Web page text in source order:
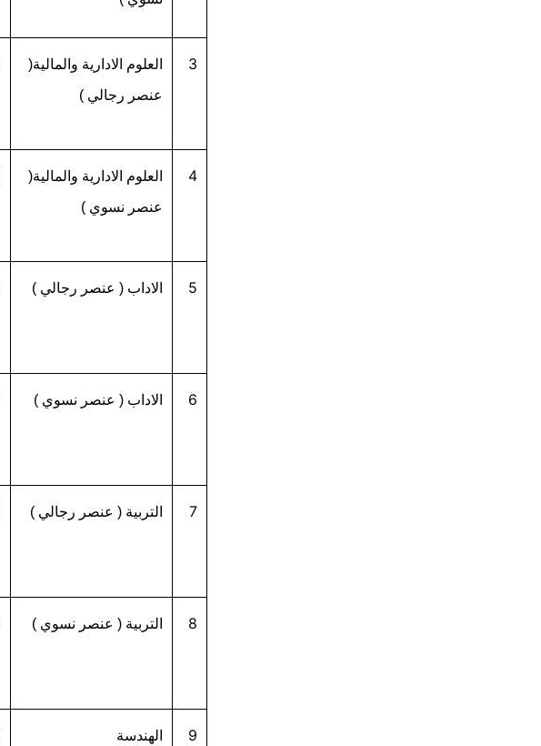
3
العلوم الادارية والمالية(
عنصر رجالي )
4
العلوم الادارية والمالية(
عنصر نسوي )
5 الاداب ( عنصر رجالي )
6 الاداب ( عنصر نسوي )
7 التربية ( عنصر رجالي )
8 التربية ( عنصر نسوي )
9 الهندسة